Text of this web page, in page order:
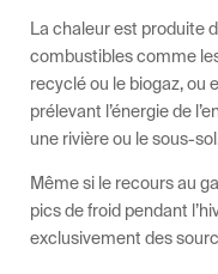
La chaleur est produite
combustibles comme
recyclé ou le biogaz, ou
prélevant l’énergie de
une rivière ou le sous-
Même si le recours au
pics de froid pendant
exclusivement des